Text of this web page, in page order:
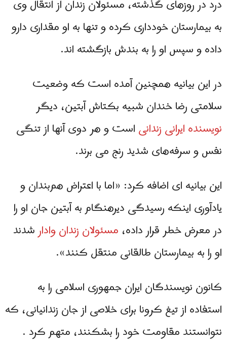
درد در روزهای گذشته، مسئولان زندان از انتقال وی
به بیمارستان خودداری کرده و تنها به او مقداری دارو
داده و سپس او را به بندش بازگشته اند.
در این بیانیه همچنین آمده است که وضعیت
سلامتی رضا خندان شبیه بکتاش آبتین، دیگر
نویسنده ایرانی زندانیاست و هر دوی آنها از تنگی
نفس و سرفه‌های شدید رنج می برند.
این بیانیه ای اضافه کرد: «اما با اعتراض هم‌بندان و
یادآوری اینکه رسیدگی دیرهنگام به آبتین جان او را
در معرض خطر قرار داده، مسئولان زندان وادارشدند
او را به بیمارستان طالقانی منتقل کنند».
کانون نویسندگان ایران جمهوری اسلامی را به
استفاده از تیغ کرونا برای خلاصی از جان زندانیانی، که
نتوانستند مقاومت خود را بشکنند، متهم کرد .